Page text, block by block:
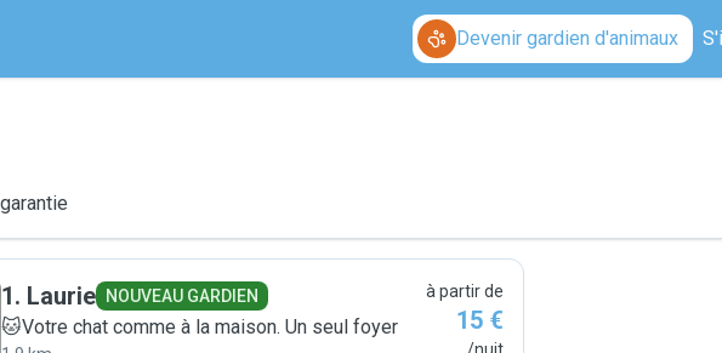
Devenir gardien d'animaux
1. Laurie NOUVEAU GARDIEN
🐱Votre chat comme à la maison. Un seul foyer
à partir de
15 €